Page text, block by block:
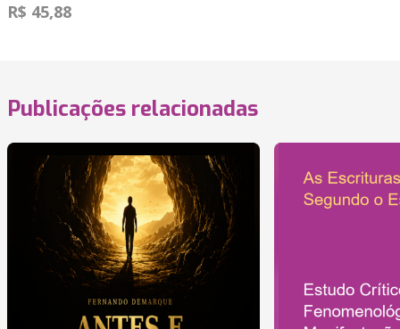
R$ 45,88
Publicações relacionadas